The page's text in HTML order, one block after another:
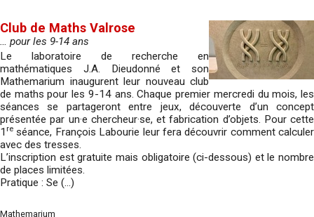
Club de Maths Valrose
… pour les 9-14 ans
Le laboratoire de recherche en
mathématiques J.A. Dieudonné et son
Mathemarium inaugurent leur nouveau club
de maths pour les 9-14 ans. Chaque premier mercredi du mois, les
séances se partageront entre jeux, découverte d’un concept
présentée par un·e chercheur·se, et fabrication d’objets. Pour cette
1 re séance, François Labourie leur fera découvrir comment calculer
avec des tresses.
L’inscription est gratuite mais obligatoire (ci-dessous) et le nombre
de places limitées.
Pratique : Se (…)
Mathemarium